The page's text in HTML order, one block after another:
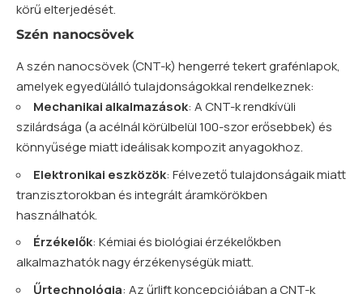
körű elterjedését.
Szén nanocsövek
A szén nanocsövek (CNT-k) hengerré tekert grafénlapok,
amelyek egyedülálló tulajdonságokkal rendelkeznek:
Mechanikai alkalmazások: A CNT-k rendkívüli
szilárdsága (a acélnál körülbelül 100-szor erősebbek) és
könnyűsége miatt ideálisak kompozit anyagokhoz.
Elektronikai eszközök: Félvezető tulajdonságaik miatt
tranzisztorokban és integrált áramkörökben
használhatók.
Érzékelők: Kémiai és biológiai érzékelőkben
alkalmazhatók nagy érzékenységük miatt.
Űrtechnológia: Az űrlift koncepciójában a CNT-k